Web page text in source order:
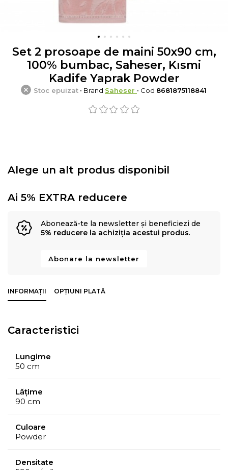
Set 2 prosoape de maini 50x90 cm,
100% bumbac, Saheser, Kısmi
Kadife Yaprak Powder
Stoc epuizat • Brand Saheser • Cod 8681875118841
Alege un alt produs disponibil
Ai 5% EXTRA reducere
Abonează-te la newsletter și beneficiezi de
5% reducere la achiziția acestui produs.
Abonare la newsletter
INFORMAȚII OPȚIUNI PLATĂ
Caracteristici
Lungime
50 cm
Lățime
90 cm
Culoare
Powder
Densitate